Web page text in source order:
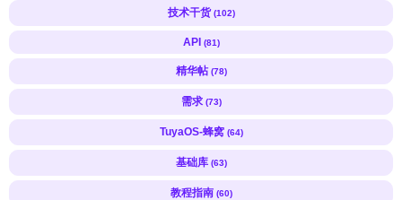
技术干货 (102)
API (81)
精华帖 (78)
需求 (73)
TuyaOS-蜂窝 (64)
基础库 (63)
教程指南 (60)